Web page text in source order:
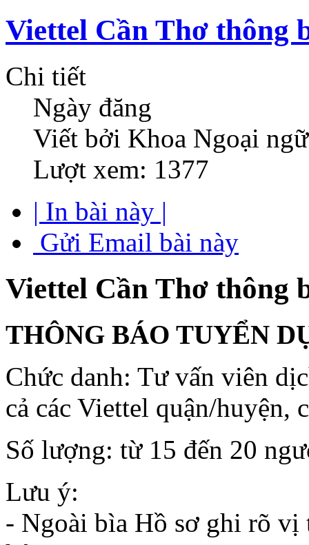
Viettel Cần Thơ thông
Chi tiết
Ngày đăng
Viết bởi Khoa Ngoại ngữ
Lượt xem: 1377
| In bài này |
Gửi Email bài này
Viettel Cần Thơ thông
THÔNG BÁO TUYỂN
Chức danh: Tư vấn viên
cả các Viettel quận/huyện,
Số lượng: từ 15 đến 20
Lưu ý:
- Ngoài bìa Hồ sơ ghi rõ